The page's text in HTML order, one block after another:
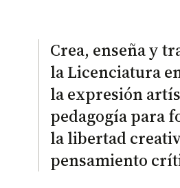
Crea, enseña y
la Licenciatura
la expresión
pedagogía para
la libertad
pensamiento